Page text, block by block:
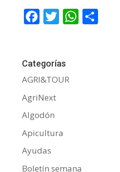
F
b
o
o
k
T
er
W C
Categorías
AGRI&TOUR
AgriNext
Algodón
Apicultura
Ayudas
Boletín semana